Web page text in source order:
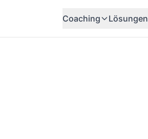
Coaching Lösungen